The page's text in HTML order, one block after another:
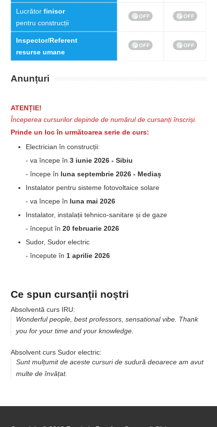
Lucrătorfinisor
pentru construcții
Inspector/Referent
resurse umane
Anunțuri
ATENȚIE!
Începerea cursurilor depinde de numărul de cursanți înscriși.
Prinde un loc în următoarea serie de curs:
Electrician în construcții:
- va începe în 3 iunie 2026 - Sibiu
- începe în luna septembrie 2026 - Mediaș
Instalator pentru sisteme fotovoltaice solare
- va începe în luna mai 2026
Instalator, instalații tehnico-sanitare și de gaze
- început în 20 februarie 2026
Sudor, Sudor electric
- începute în 1 aprilie 2026
Ce spun cursanții noștri
Absolventă curs IRU:
Wonderful people, best professors, sensational vibe. Thank
you for your time and your knowledge.
Absolvent curs Sudor electric:
Sunt mulțumit de aceste cursuri de sudură deoarece am avut
multe de învățat.